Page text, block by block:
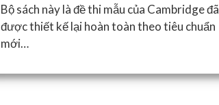
Bộ sách này là đề thi mẫu của Cambridge đã
được thiết kế lại hoàn toàn theo tiêu chuẩn
mới…